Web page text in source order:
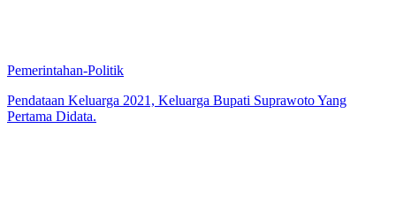
Pemerintahan-Politik
Pendataan Keluarga 2021, Keluarga Bupati Suprawoto Yang
Pertama Didata.